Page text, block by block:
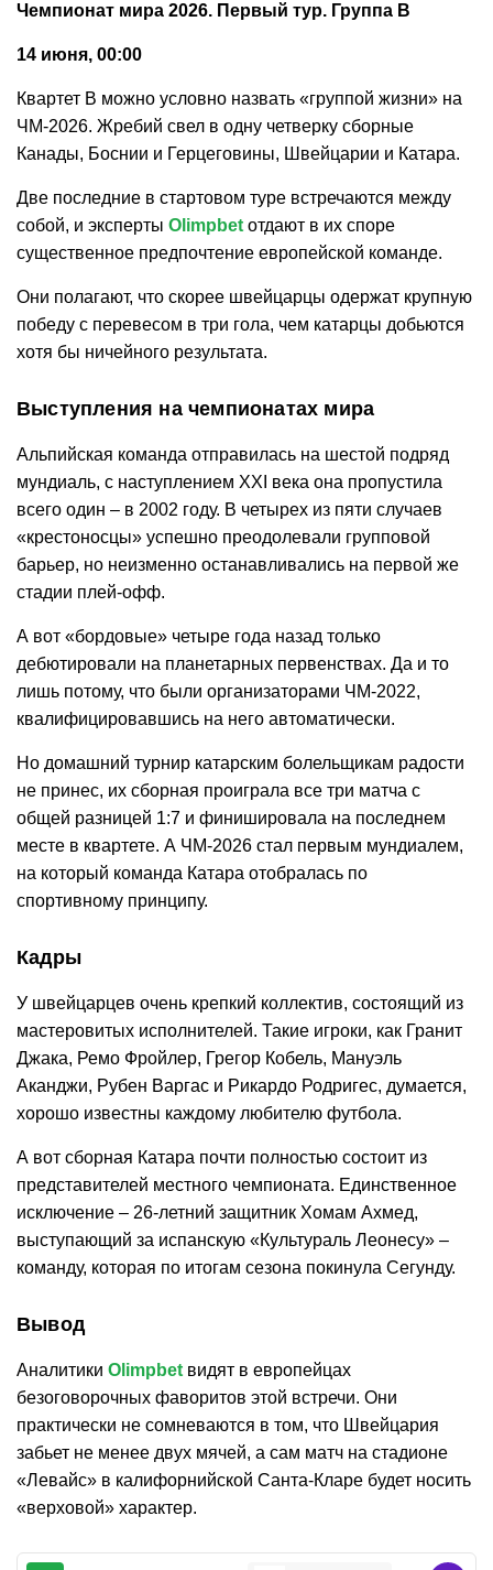
Чемпионат мира 2026. Первый тур. Группа В
14 июня, 00:00
Квартет В можно условно назвать «группой жизни» на
ЧМ-2026. Жребий свел в одну четверку сборные
Канады, Боснии и Герцеговины, Швейцарии и Катара.
Две последние в стартовом туре встречаются между
собой, и эксперты Olimpbet отдают в их споре
существенное предпочтение европейской команде.
Они полагают, что скорее швейцарцы одержат крупную
победу с перевесом в три гола, чем катарцы добьются
хотя бы ничейного результата.
Выступления на чемпионатах мира
Альпийская команда отправилась на шестой подряд
мундиаль, с наступлением XXI века она пропустила
всего один – в 2002 году. В четырех из пяти случаев
«крестоносцы» успешно преодолевали групповой
барьер, но неизменно останавливались на первой же
стадии плей-офф.
А вот «бордовые» четыре года назад только
дебютировали на планетарных первенствах. Да и то
лишь потому, что были организаторами ЧМ-2022,
квалифицировавшись на него автоматически.
Но домашний турнир катарским болельщикам радости
не принес, их сборная проиграла все три матча с
общей разницей 1:7 и финишировала на последнем
месте в квартете. А ЧМ-2026 стал первым мундиалем,
на который команда Катара отобралась по
спортивному принципу.
Кадры
У швейцарцев очень крепкий коллектив, состоящий из
мастеровитых исполнителей. Такие игроки, как Гранит
Джака, Ремо Фройлер, Грегор Кобель, Мануэль
Аканджи, Рубен Варгас и Рикардо Родригес, думается,
хорошо известны каждому любителю футбола.
А вот сборная Катара почти полностью состоит из
представителей местного чемпионата. Единственное
исключение – 26-летний защитник Хомам Ахмед,
выступающий за испанскую «Культураль Леонесу» –
команду, которая по итогам сезона покинула Сегунду.
Вывод
Аналитики Olimpbet видят в европейцах
безоговорочных фаворитов этой встречи. Они
практически не сомневаются в том, что Швейцария
забьет не менее двух мячей, а сам матч на стадионе
«Левайс» в калифорнийской Санта-Кларе будет носить
«верховой» характер.